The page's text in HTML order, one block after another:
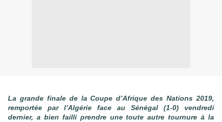
La grande finale de la Coupe d’Afrique des Nations 2019,
remportée par l’Algérie face au Sénégal (1-0) vendredi
dernier, a bien failli prendre une toute autre tournure à la